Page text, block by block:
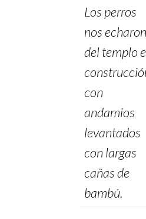
Los perros
nos echaron
del templo
con
andamios
levantados
con largas
cañas de
bambú.